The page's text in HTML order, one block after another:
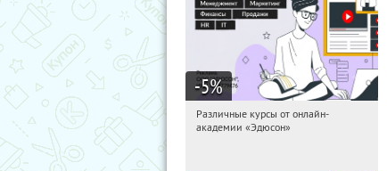
-5%
15:16:14 Получили:
Различные курсы от онлайн-
академии «Эдюсон»